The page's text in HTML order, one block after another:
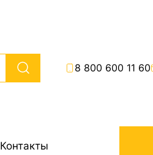
8 800 600 11 60
Контакты